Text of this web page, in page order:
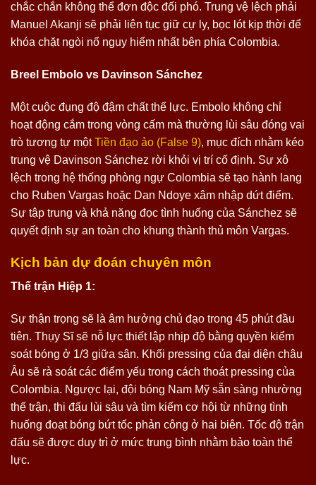
chắc chắn không thể đơn độc đối phó. Trung vệ lệch phải
Manuel Akanji sẽ phải liên tục giữ cự ly, bọc lót kịp thời để
khóa chặt ngòi nổ nguy hiểm nhất bên phía Colombia.
Breel Embolo vs Davinson Sánchez
Một cuộc đụng độ đậm chất thể lực. Embolo không chỉ
hoạt động cắm trong vòng cấm mà thường lùi sâu đóng vai
trò tương tự mộtTiền đạo ảo (False 9), mục đích nhằm kéo
trung vệ Davinson Sánchez rời khỏi vị trí cố định. Sự xô
lệch trong hệ thống phòng ngự Colombia sẽ tạo hành lang
cho Ruben Vargas hoặc Dan Ndoye xâm nhập dứt điểm.
Sự tập trung và khả năng đọc tình huống của Sánchez sẽ
quyết định sự an toàn cho khung thành thủ môn Vargas.
Kịch bản dự đoán chuyên môn
Thế trận Hiệp 1:
Sự thận trọng sẽ là âm hưởng chủ đạo trong 45 phút đầu
tiên. Thụy Sĩ sẽ nỗ lực thiết lập nhịp độ bằng quyền kiểm
soát bóng ở 1/3 giữa sân. Khối pressing của đại diện châu
Âu sẽ rà soát các điểm yếu trong cách thoát pressing của
Colombia. Ngược lại, đội bóng Nam Mỹ sẵn sàng nhường
thế trận, thi đấu lùi sâu và tìm kiếm cơ hội từ những tình
huống đoạt bóng bứt tốc phản công ở hai biên. Tốc độ trận
đấu sẽ được duy trì ở mức trung bình nhằm bảo toàn thể
lực.